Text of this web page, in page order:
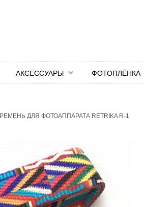
АКСЕССУАРЫ ФОТОПЛЁНКА
РЕМЕНЬ ДЛЯ ФОТОАППАРАТА RETRIKA R-1